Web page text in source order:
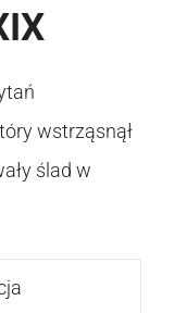
wstrząsnął
ślad w